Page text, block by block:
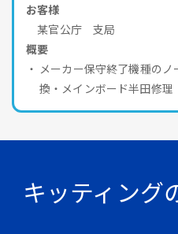
お客様
某官公庁 支局
概要
メーカー保守終了機種の
換・メインボード半田修理
キッティング